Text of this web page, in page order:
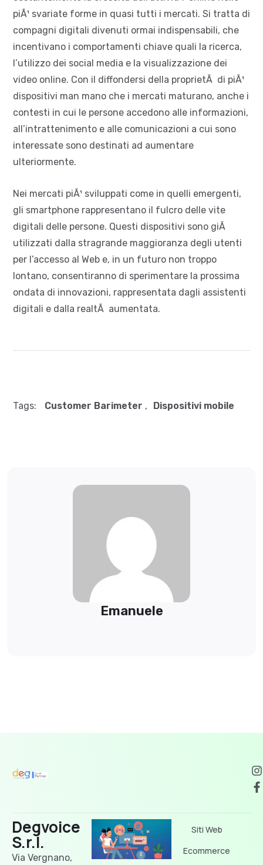
piÃ¹ svariate forme in quasi tutti i mercati. Si tratta di
compagni digitali divenuti ormai indispensabili, che
incentivano i comportamenti chiave quali la ricerca,
l’utilizzo dei social media e la visualizzazione dei
video online. Con il diffondersi della proprietÃ di piÃ¹
dispositivi man mano che i mercati maturano, anche i
contesti in cui le persone accedono alle informazioni,
all’intrattenimento e alle comunicazioni a cui sono
interessate sono destinati ad aumentare
ulteriormente.
Nei mercati piÃ¹ sviluppati come in quelli emergenti,
gli smartphone rappresentano il fulcro delle vite
digitali delle persone. Questi dispositivi sono giÃ
utilizzati dalla stragrande maggioranza degli utenti
per l’accesso al Web e, in un futuro non troppo
lontano, consentiranno di sperimentare la prossima
ondata di innovazioni, rappresentata dagli assistenti
digitali e dalla realtÃ aumentata.
Tags: Customer Barimeter , Dispositivi mobile
Emanuele
Degvoice
S.r.l.
Via Vergnano,
Siti Web
Ecommerce